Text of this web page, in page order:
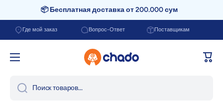
Перейти к содержанию
📦 Бесплатная доставка от 200.000 сум
Где мой заказ Вопрос-Ответ Поставщикам
Поиск товаров...